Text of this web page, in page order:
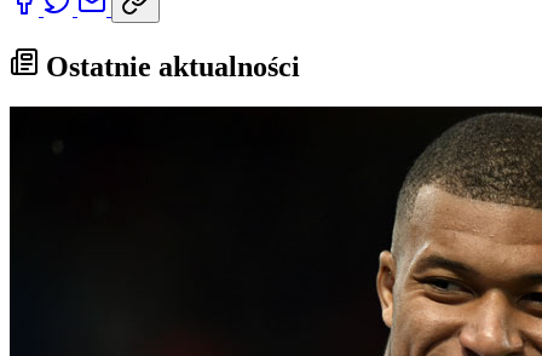
Ostatnie aktualności